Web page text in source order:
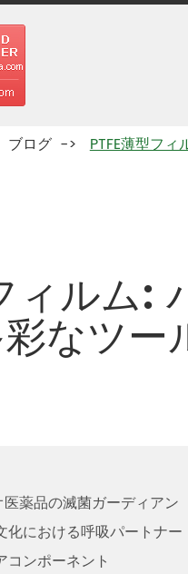
ブログ PTFE薄型フ
ィルム:
なツー
医薬品の滅菌ガーディアン
化における呼吸パートナー
コンポーネント